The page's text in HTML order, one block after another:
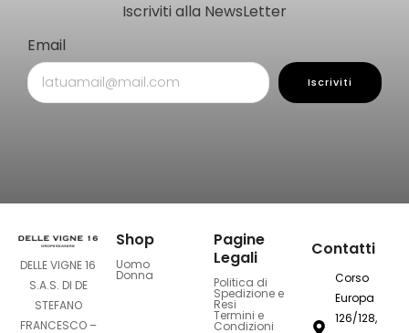
Iscriviti alla NewsLetter
Email
Iscriviti
DELLE VIGNE 16
S.A.S. DI DE
STEFANO
FRANCESCO –
Shop
Uomo
Donna
Pagine
Legali
Politica di
Spedizione e
Resi
Termini e
Condizioni
Contatti
Corso
Europa
126/128,